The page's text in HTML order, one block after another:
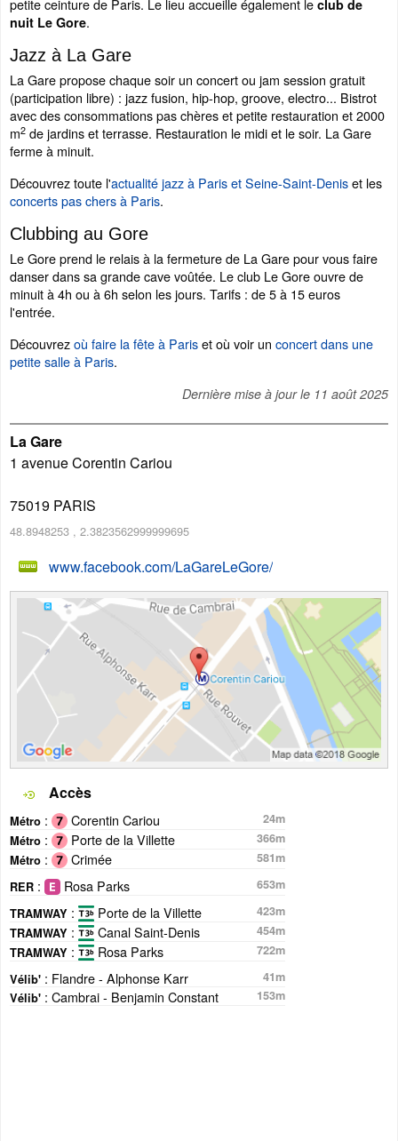
petite ceinture de Paris. Le lieu accueille également le club de
nuit Le Gore.
Jazz à La Gare
La Gare propose chaque soir un concert ou jam session gratuit
(participation libre) : jazz fusion, hip-hop, groove, electro... Bistrot
avec des consommations pas chères et petite restauration et 2000
m2 de jardins et terrasse. Restauration le midi et le soir. La Gare
ferme à minuit.
Découvrez toute l'actualité jazz à Paris et Seine-Saint-Deniset les
concerts pas chers à Paris.
Clubbing au Gore
Le Gore prend le relais à la fermeture de La Gare pour vous faire
danser dans sa grande cave voûtée. Le club Le Gore ouvre de
minuit à 4h ou à 6h selon les jours. Tarifs : de 5 à 15 euros
l'entrée.
Découvrezoù faire la fête à Pariset où voir un concert dans une
petite salle à Paris.
Dernière mise à jour le 11 août 2025
La Gare
1 avenue Corentin Cariou
75019 PARIS
48.8948253 , 2.3823562999999695
www.facebook.com/LaGareLeGore/
Accès
Métro : Corentin Cariou
24m
Métro : Porte de la Villette
366m
Métro : Crimée
581m
RER : Rosa Parks
653m
TRAMWAY : Porte de la Villette
423m
TRAMWAY : Canal Saint-Denis
454m
TRAMWAY : Rosa Parks
722m
Vélib' : Flandre - Alphonse Karr
41m
Vélib' : Cambrai - Benjamin Constant 153m